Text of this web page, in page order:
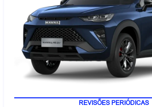
REVISÕES PERIÓDICAS